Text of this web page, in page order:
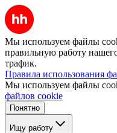
Мы используем файлы
правильную работу
трафик.
Правила использования
Мы используем файлы
файлов cookie
Понятно
Ищу работу